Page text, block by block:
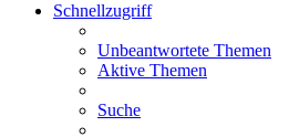
Schnellzugriff
Unbeantwortete Themen
Aktive Themen
Suche